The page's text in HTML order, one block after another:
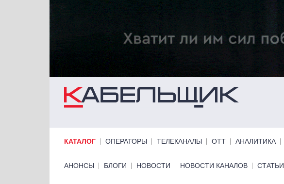
Перейти к основному содержанию
КАТАЛОГ ОПЕРАТОРЫ ТЕЛЕКАНАЛЫ ОТТ АНАЛИТИКА
Primary links bottom
АНОНСЫ БЛОГИ НОВОСТИ НОВОСТИ КАНАЛОВ СТАТЬИ